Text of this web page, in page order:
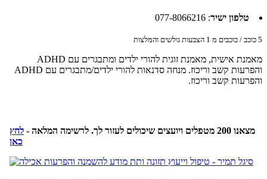
טלפון ישיר:
077-8066216
5 כוכב / כוכבים מ 1 הצבעות גולשים והמלצות
מאמנת אישית, מאמנת זוגית להורי ילדים ומתבגרים עם ADHD
והפרעות קשב וריכוז. מנחה סדנאות להורי ילדים/מתבגרים עם ADHD
והפרעות קשב וריכוז.